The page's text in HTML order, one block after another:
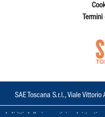
SAE Toscana S.r.l., Viale
I diritti delle immagini e dei testi